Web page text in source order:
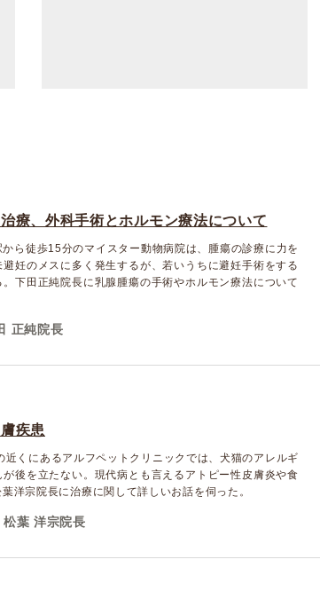
療、外科手術とホルモン療法について
ら徒歩15分のマイスター動物病院は、腫瘍の診療に力を
妊のメスに多く発生するが、若いうちに避妊手術をする
下田正純院長に乳腺腫瘍の手術やホルモン療法について
正純院長
疾患
近くにあるアルフペットクリニックでは、犬猫のアレルギ
後を立たない。現代病とも言えるアトピー性皮膚炎や食
洋宗院長に治療に関して詳しいお話を伺った。
松葉 洋宗院長